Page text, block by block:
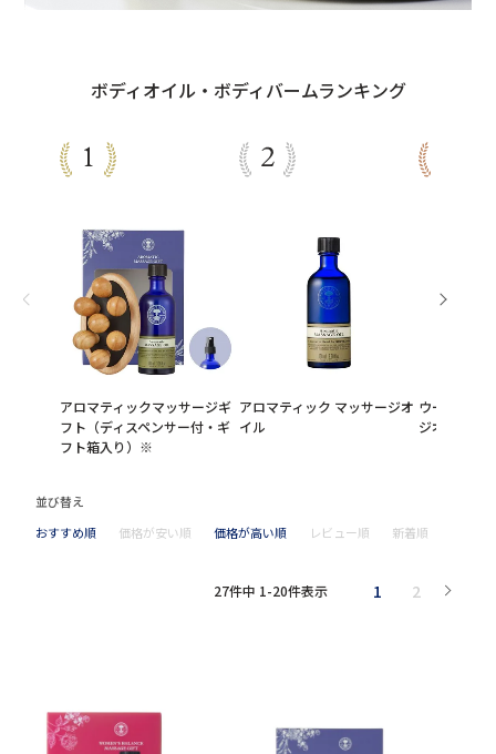
ボディオイル・ボディバームランキング
アロマティックマッサージギ
フト（ディスペンサー付・ギ
フト箱入り）※
アロマティック マッサージオ
イル
ウーマンズ
ジオイル
並び替え
おすすめ順
価格が安い順 価格が高い順 レビュー順 新着順
27件中 1-20件表示 1 2